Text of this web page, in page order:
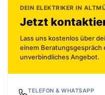
DEIN ELEKTRIKER IN
Jetzt
Lass uns kostenlos über
einem Beratungsgespräch
unverbindliches Angebot.
TELEFON & WHATSAPP